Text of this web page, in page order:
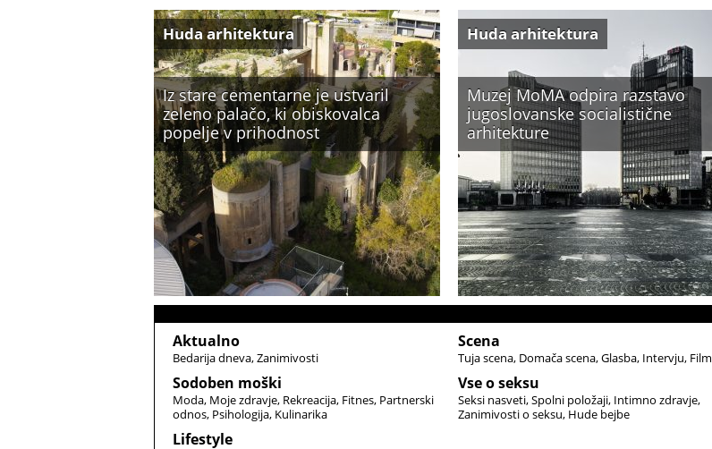
Iz stare cementarne je ustvaril
zeleno palačo, ki obiskovalca
popelje v prihodnost
Huda arhitektura
Muzej MoMA odpira razstavo
jugoslovanske socialistične
arhitekture
Huda arhitektura
Aktualno
Bedarija dneva Zanimivosti
Sodoben moški
Moda Moje zdravje Rekreacija Fitnes Partnerski
odnos Psihologija Kulinarika
Lifestyle
Scena
Tuja scena Domača scena Glasba Intervju Film
Vse o seksu
Seksi nasveti Spolni položaji Intimno zdravje
Zanimivosti o seksu Hude bejbe